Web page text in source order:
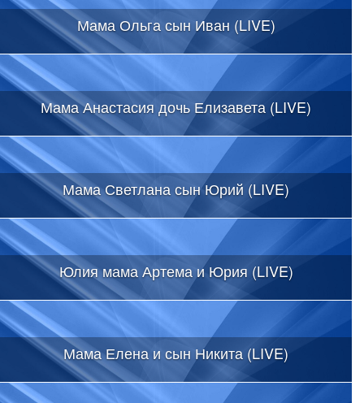
Мама Ольга сын Иван (LIVE)
Мама Анастасия дочь Елизавета (LIVE)
Мама Светлана сын Юрий (LIVE)
Юлия мама Артема и Юрия (LIVE)
Мама Елена и сын Никита (LIVE)